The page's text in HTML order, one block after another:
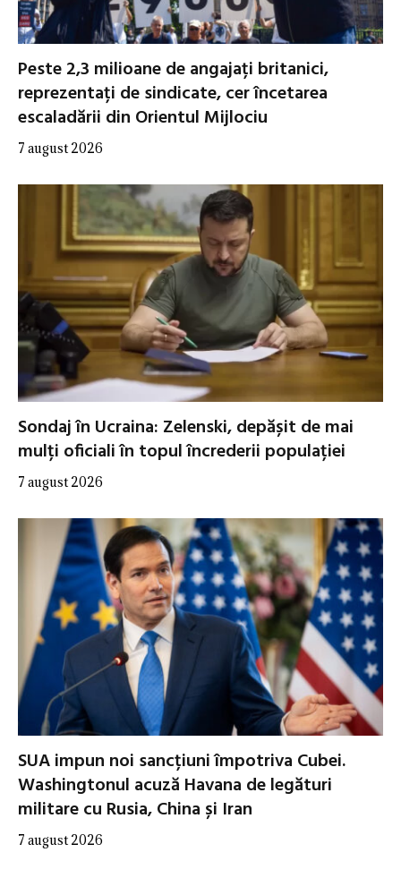
Peste 2,3 milioane de angajați britanici,
reprezentați de sindicate, cer încetarea
escaladării din Orientul Mijlociu
7 august 2026
Sondaj în Ucraina: Zelenski, depășit de mai
mulți oficiali în topul încrederii populației
7 august 2026
SUA impun noi sancțiuni împotriva Cubei.
Washingtonul acuză Havana de legături
militare cu Rusia, China și Iran
7 august 2026